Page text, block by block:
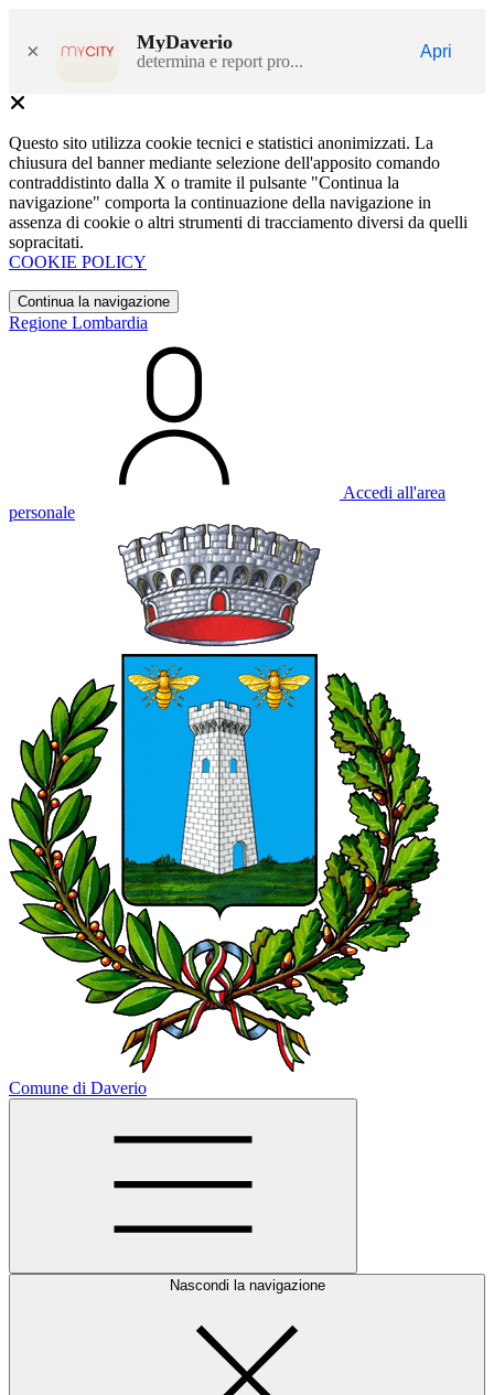
× MyDaverio
determina e report pro...
Apri
Questo sito utilizza cookie tecnici e statistici anonimizzati. La
chiusura del banner mediante selezione dell'apposito comando
contraddistinto dalla X o tramite il pulsante "Continua la
navigazione" comporta la continuazione della navigazione in
assenza di cookie o altri strumenti di tracciamento diversi da quelli
sopracitati.
COOKIE POLICY
Continua la navigazione
Regione Lombardia
Accedi all'area
personale
Comune di Daverio
Nascondi la navigazione